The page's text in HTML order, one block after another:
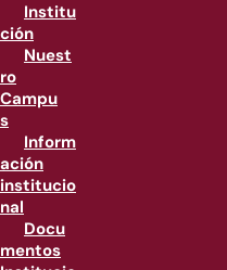
Institu
ción
Nuest
ro
Campu
s
Inform
ación
institucio
nal
Docu
mentos